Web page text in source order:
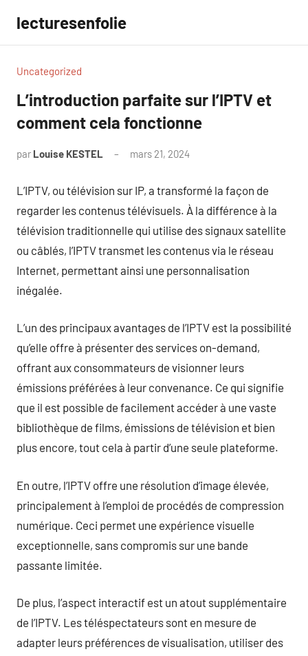
contenu
lecturesenfolie
Uncategorized
L’introduction parfaite sur l’IPTV et
comment cela fonctionne
par Louise KESTEL mars 21, 2024
L’IPTV, ou télévision sur IP, a transformé la façon de
regarder les contenus télévisuels. À la différence à la
télévision traditionnelle qui utilise des signaux satellite
ou câblés, l’IPTV transmet les contenus via le réseau
Internet, permettant ainsi une personnalisation
inégalée.
L’un des principaux avantages de l’IPTV est la possibilité
qu’elle offre à présenter des services on-demand,
offrant aux consommateurs de visionner leurs
émissions préférées à leur convenance. Ce qui signifie
que il est possible de facilement accéder à une vaste
bibliothèque de films, émissions de télévision et bien
plus encore, tout cela à partir d’une seule plateforme.
En outre, l’IPTV offre une résolution d’image élevée,
principalement à l’emploi de procédés de compression
numérique. Ceci permet une expérience visuelle
exceptionnelle, sans compromis sur une bande
passante limitée.
De plus, l’aspect interactif est un atout supplémentaire
de l’IPTV. Les téléspectateurs sont en mesure de
adapter leurs préférences de visualisation, utiliser des